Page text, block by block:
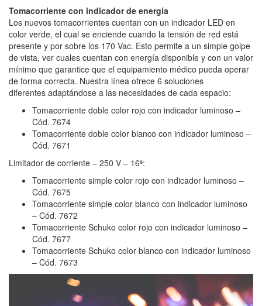
Tomacorriente con indicador de energía
Los nuevos tomacorrientes cuentan con un indicador LED en
color verde, el cual se enciende cuando la tensión de red está
presente y por sobre los 170 Vac. Esto permite a un simple golpe
de vista, ver cuales cuentan con energía disponible y con un valor
mínimo que garantice que el equipamiento médico pueda operar
de forma correcta. Nuestra línea ofrece 6 soluciones
diferentes adaptándose a las necesidades de cada espacio:
Tomacorriente doble color rojo con indicador luminoso –
Cód. 7674
Tomacorriente doble color blanco con indicador luminoso –
Cód. 7671
Limitador de corriente – 250 V – 16ª:
Tomacorriente simple color rojo con indicador luminoso –
Cód. 7675
Tomacorriente simple color blanco con indicador luminoso
– Cód. 7672
Tomacorriente Schuko color rojo con indicador luminoso –
Cód. 7677
Tomacorriente Schuko color blanco con indicador luminoso
– Cód. 7673